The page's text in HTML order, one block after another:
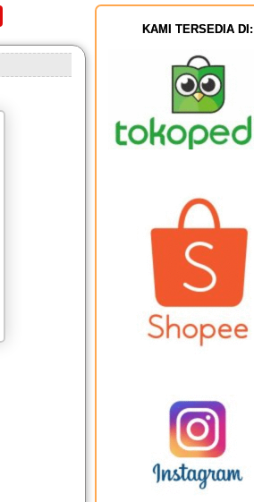
KAMI TERSEDIA DI: